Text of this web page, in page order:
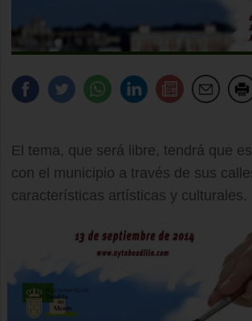
El tema, que será libre, tendrá que
con el municipio a través de sus
características artísticas y culturales.